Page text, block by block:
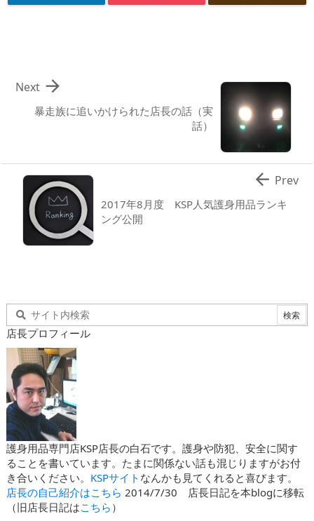
暴走族に追いかけられた店長の話（実
話）

Next
2017年8月度 KSP人気護身用品ランキ
ング公開
 Prev
店長プロフィール
護身用品専門店KSP店長の白石です。護身や防犯、安全に関す
ることを書いています。たまに関係ない話も混じりますがお付
き合いください。 KSPサイト なんかも見てくれると喜びます。
店長の自己紹介はこちら 2014/7/30 店長日記を本blogに移転
（旧店長日記はこちら ）